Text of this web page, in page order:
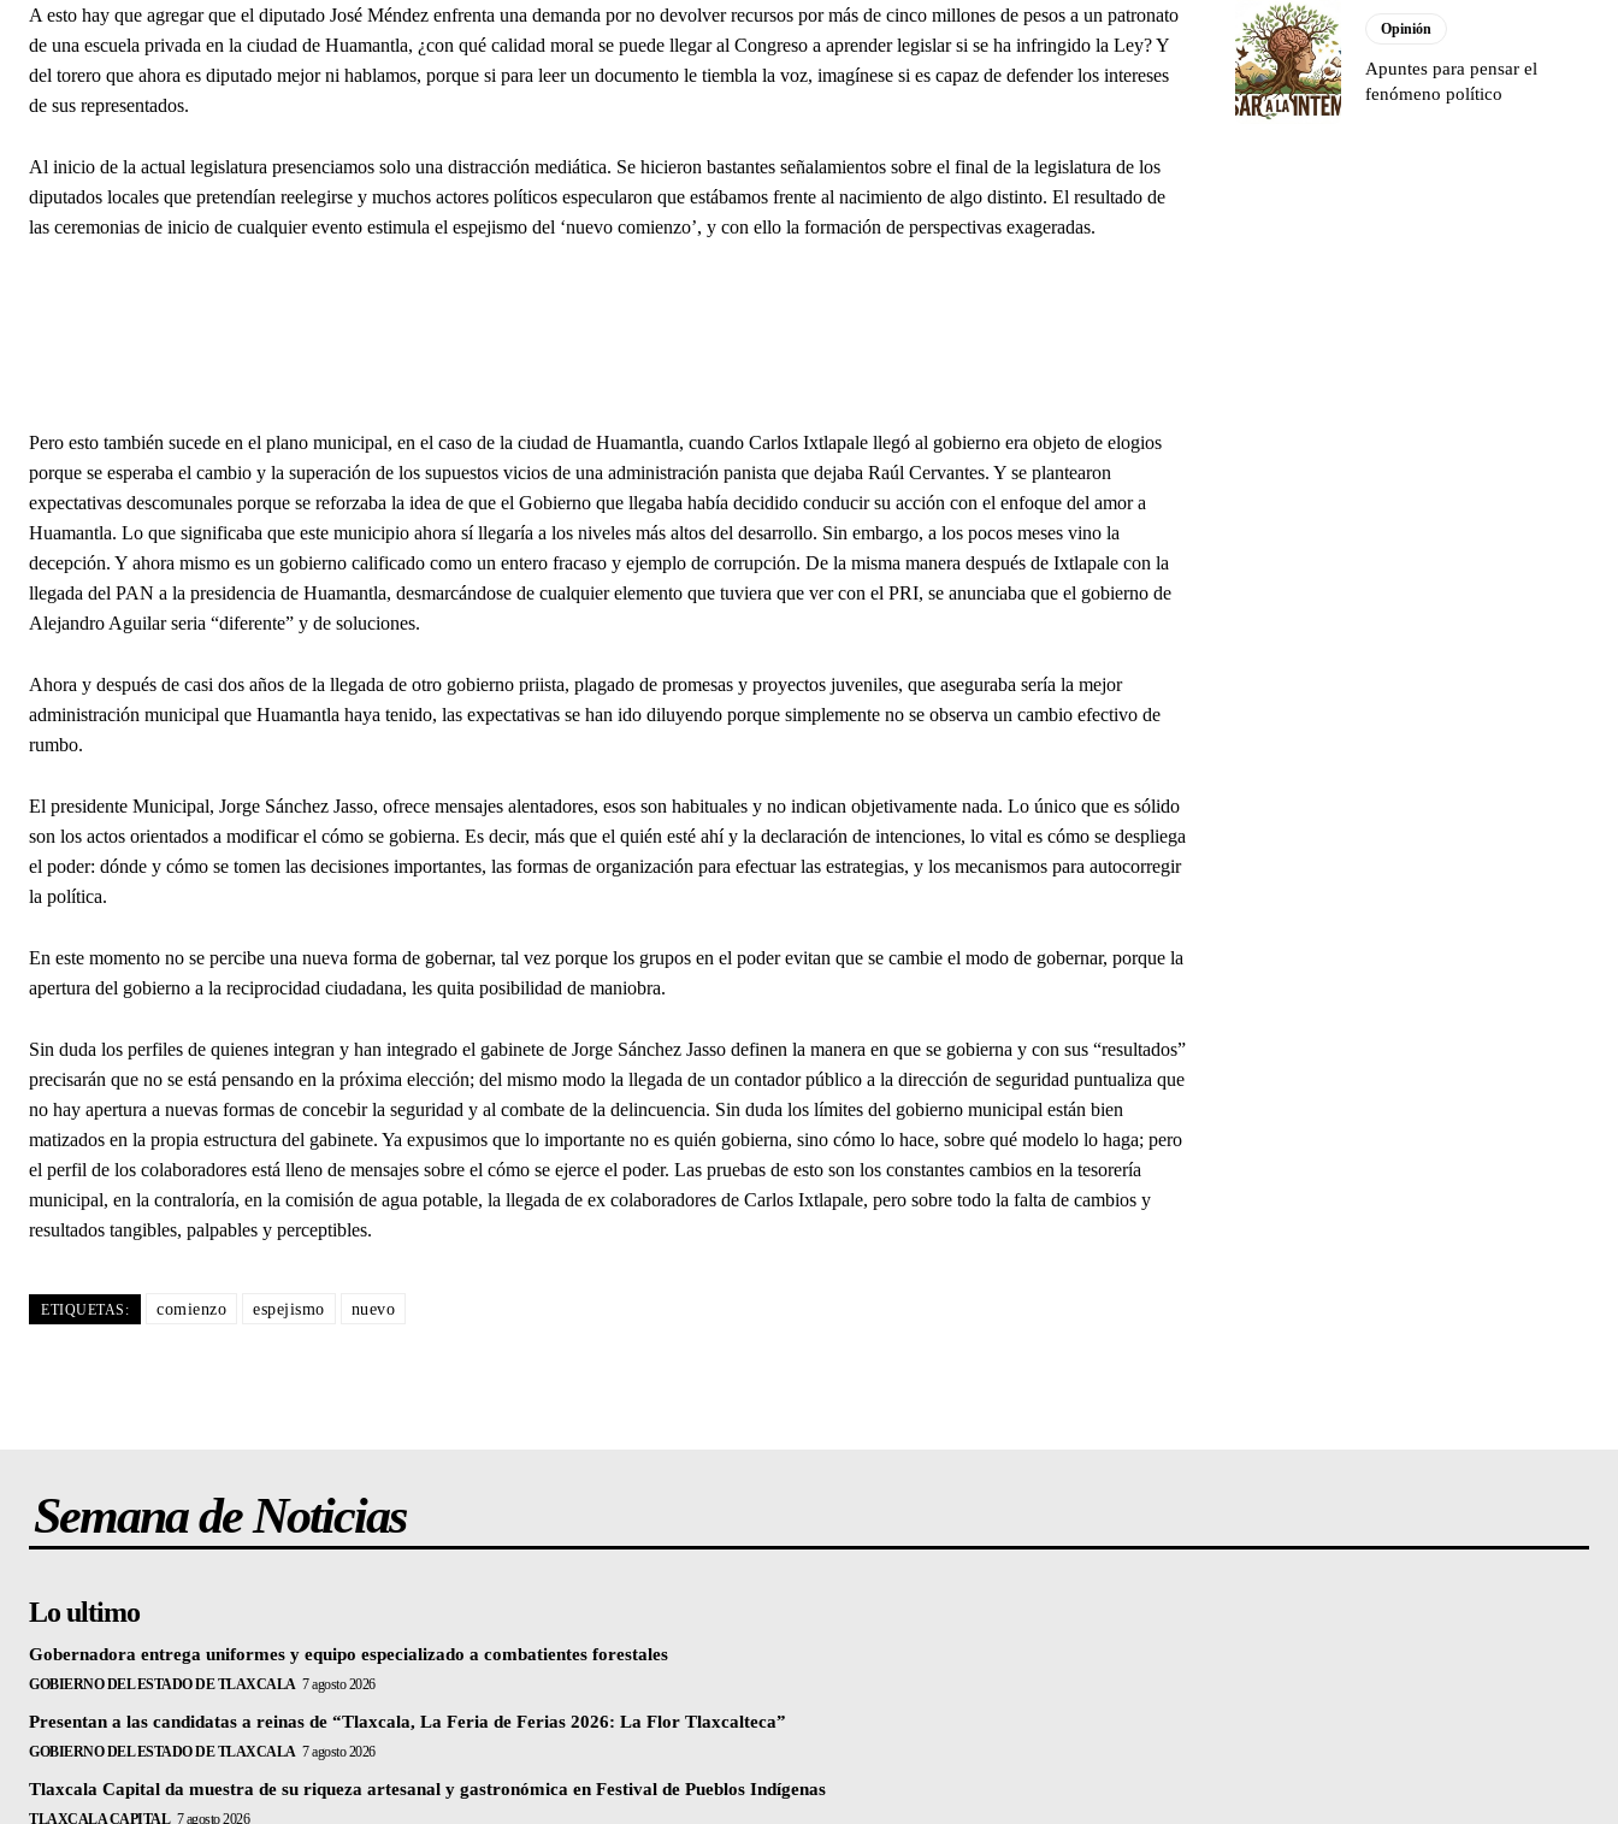
A esto hay que agregar que el diputado José Méndez enfrenta una demanda por no devolver recursos por más de cinco millones de pesos a un patronato
de una escuela privada en la ciudad de Huamantla, ¿con qué calidad moral se puede llegar al Congreso a aprender legislar si se ha infringido la Ley? Y
del torero que ahora es diputado mejor ni hablamos, porque si para leer un documento le tiembla la voz, imagínese si es capaz de defender los intereses
de sus representados.
Al inicio de la actual legislatura presenciamos solo una distracción mediática. Se hicieron bastantes señalamientos sobre el final de la legislatura de los
diputados locales que pretendían reelegirse y muchos actores políticos especularon que estábamos frente al nacimiento de algo distinto. El resultado de
las ceremonias de inicio de cualquier evento estimula el espejismo del ‘nuevo comienzo’, y con ello la formación de perspectivas exageradas.
Pero esto también sucede en el plano municipal, en el caso de la ciudad de Huamantla, cuando Carlos Ixtlapale llegó al gobierno era objeto de elogios
porque se esperaba el cambio y la superación de los supuestos vicios de una administración panista que dejaba Raúl Cervantes. Y se plantearon
expectativas descomunales porque se reforzaba la idea de que el Gobierno que llegaba había decidido conducir su acción con el enfoque del amor a
Huamantla. Lo que significaba que este municipio ahora sí llegaría a los niveles más altos del desarrollo. Sin embargo, a los pocos meses vino la
decepción. Y ahora mismo es un gobierno calificado como un entero fracaso y ejemplo de corrupción. De la misma manera después de Ixtlapale con la
llegada del PAN a la presidencia de Huamantla, desmarcándose de cualquier elemento que tuviera que ver con el PRI, se anunciaba que el gobierno de
Alejandro Aguilar seria “diferente” y de soluciones.
Ahora y después de casi dos años de la llegada de otro gobierno priista, plagado de promesas y proyectos juveniles, que aseguraba sería la mejor
administración municipal que Huamantla haya tenido, las expectativas se han ido diluyendo porque simplemente no se observa un cambio efectivo de
rumbo.
El presidente Municipal, Jorge Sánchez Jasso, ofrece mensajes alentadores, esos son habituales y no indican objetivamente nada. Lo único que es sólido
son los actos orientados a modificar el cómo se gobierna. Es decir, más que el quién esté ahí y la declaración de intenciones, lo vital es cómo se despliega
el poder: dónde y cómo se tomen las decisiones importantes, las formas de organización para efectuar las estrategias, y los mecanismos para autocorregir
la política.
En este momento no se percibe una nueva forma de gobernar, tal vez porque los grupos en el poder evitan que se cambie el modo de gobernar, porque la
apertura del gobierno a la reciprocidad ciudadana, les quita posibilidad de maniobra.
Sin duda los perfiles de quienes integran y han integrado el gabinete de Jorge Sánchez Jasso definen la manera en que se gobierna y con sus “resultados”
precisarán que no se está pensando en la próxima elección; del mismo modo la llegada de un contador público a la dirección de seguridad puntualiza que
no hay apertura a nuevas formas de concebir la seguridad y al combate de la delincuencia. Sin duda los límites del gobierno municipal están bien
matizados en la propia estructura del gabinete. Ya expusimos que lo importante no es quién gobierna, sino cómo lo hace, sobre qué modelo lo haga; pero
el perfil de los colaboradores está lleno de mensajes sobre el cómo se ejerce el poder. Las pruebas de esto son los constantes cambios en la tesorería
municipal, en la contraloría, en la comisión de agua potable, la llegada de ex colaboradores de Carlos Ixtlapale, pero sobre todo la falta de cambios y
resultados tangibles, palpables y perceptibles.
ETIQUETAS: comienzo espejismo nuevo
Opinión
Apuntes para pensar el
fenómeno político
Semana de Noticias
Lo ultimo
Gobernadora entrega uniformes y equipo especializado a combatientes forestales
GOBIERNO DEL ESTADO DE TLAXCALA 7 agosto 2026
Presentan a las candidatas a reinas de “Tlaxcala, La Feria de Ferias 2026: La Flor Tlaxcalteca”
GOBIERNO DEL ESTADO DE TLAXCALA 7 agosto 2026
Tlaxcala Capital da muestra de su riqueza artesanal y gastronómica en Festival de Pueblos Indígenas
TLAXCALA CAPITAL 7 agosto 2026